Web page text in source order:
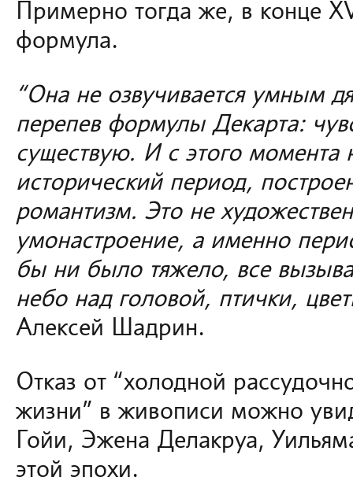
Примерно тогда же, в конце
формула.
“Она не озвучивается умным
перепев формулы Декарта:
существую. И с этого момента
исторический период,
романтизм. Это не
умонастроение, а именно
бы ни было тяжело, все
небо над головой, птички,
Алексей Шадрин.
Отказ от “холодной
жизни” в живописи можно
Гойи, Эжена Делакруа,
этой эпохи.